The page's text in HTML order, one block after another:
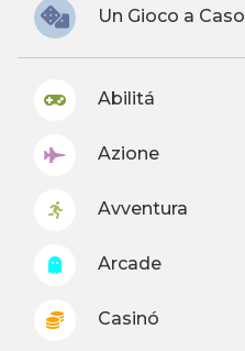
Un Gioco a Caso
Abilitá
Azione
Avventura
Arcade
Casinó